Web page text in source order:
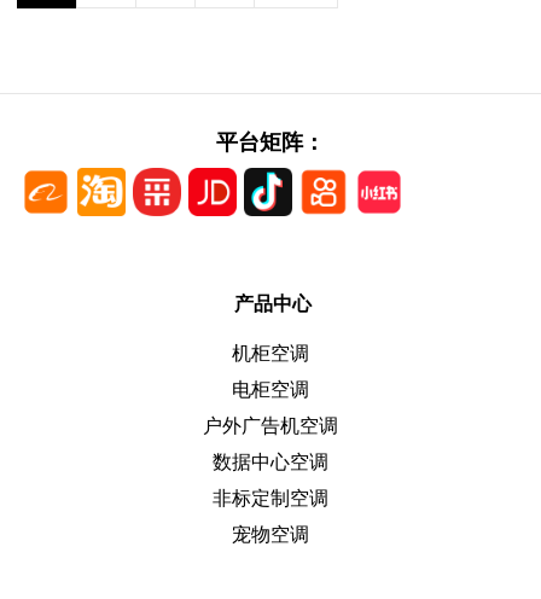
平台矩阵：
产品中心
机柜空调
电柜空调
户外广告机空调
数据中心空调
非标定制空调
宠物空调